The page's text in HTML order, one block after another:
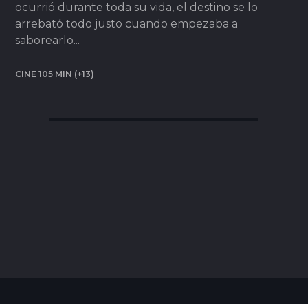
ocurrió durante toda su vida, el destino se lo
arrebató todo justo cuando empezaba a
saborearlo...
CINE 105 MIN (+13)